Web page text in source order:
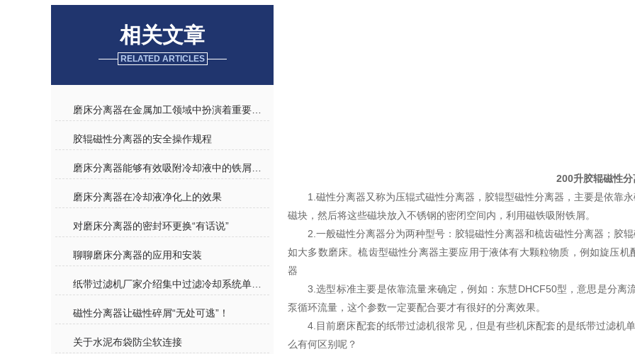
相关文章
RELATED ARTICLES
胶辊磁性分离器的安全操作规程
磨床分离器在冷却液净化上的效果
对磨床分离器的密封环更换“有话说”
聊聊磨床分离器的应用和安装
磁性分离器让磁性碎屑“无处可逃”！
关于水泥布袋防尘软连接
200升胶辊磁性分
1.磁性分离器又称为压辊式磁性分离器，胶辊型磁性分离器，主要是依靠
磁块，然后将这些磁块放入不锈钢的密闭空间内，利用磁铁吸附铁屑。
2.一般磁性分离器分为两种型号：胶辊磁性分离器和梳齿磁性分离器；胶
如大多数磨床。梳齿型磁性分离器主要应用于液体有大颗粒物质，例如旋压
器
3.选型标准主要是依靠流量来确定，例如：东慧DHCF50型，意思是分
泵循环流量，这个参数一定要配合要才有很好的分离效果。
4.目前磨床配套的纸带过滤机很常见，但是有些机床配套的是纸带过滤机
么有何区别呢？